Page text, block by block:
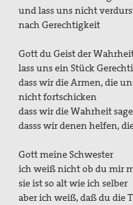
und lass uns nicht
nach Gerechtigkeit
Gott du Geist der
lass uns ein Stück
dass wir die Armen, die
nicht fortschicken
dass wir die Wahrheit
dasss wir denen helfen,
Gott meine Schwester
ich weiß nicht ob du mir
sie ist so alt wie ich selber
aber ich weiß, daß du die